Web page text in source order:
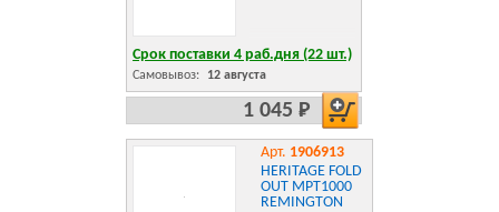
Срок поставки 4 раб.дня (22 шт.)
Самовывоз: 12 августа
1 045 Р
Арт. 1906913
HERITAGE FOLD
OUT MPT1000
REMINGTON